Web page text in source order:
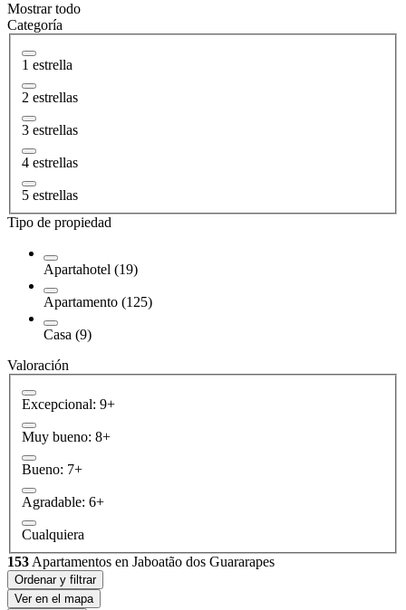
Mostrar todo
Categoría
1 estrella
2 estrellas
3 estrellas
4 estrellas
5 estrellas
Tipo de propiedad
Apartahotel (19)
Apartamento (125)
Casa (9)
Valoración
Excepcional: 9+
Muy bueno: 8+
Bueno: 7+
Agradable: 6+
Cualquiera
153 Apartamentos en Jaboatão dos Guararapes
Ordenar y filtrar
Ver en el mapa